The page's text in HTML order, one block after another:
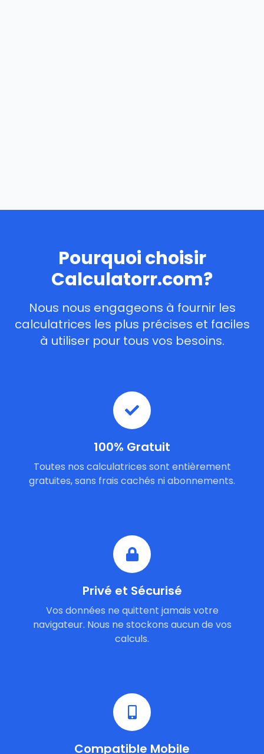
Pourquoi choisir
Calculatorr.com?
Nous nous engageons à fournir les
calculatrices les plus précises et faciles
à utiliser pour tous vos besoins.
100% Gratuit
Toutes nos calculatrices sont entièrement
gratuites, sans frais cachés ni abonnements.
Privé et Sécurisé
Vos données ne quittent jamais votre
navigateur. Nous ne stockons aucun de vos
calculs.
Compatible Mobile